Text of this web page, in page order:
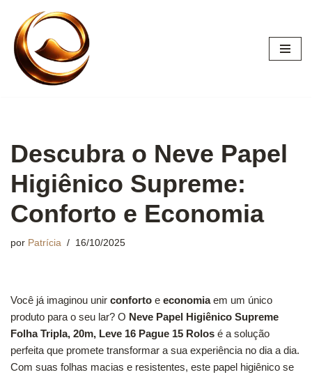
Pular
para
conteúdo
Descubra o Neve Papel
Higiênico Supreme:
Conforto e Economia
por Patrícia 16/10/2025
Você já imaginou unir conforto e economiaem um único
produto para o seu lar? O Neve Papel Higiênico Supreme
Folha Tripla, 20m, Leve 16 Pague 15 Rolos é a solução
perfeita que promete transformar a sua experiência no dia a dia.
Com suas folhas macias e resistentes, este papel higiênico se